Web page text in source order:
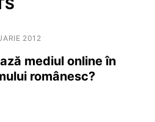
2012
mediul online în
românesc?